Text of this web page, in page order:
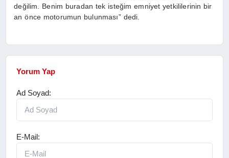
değilim. Benim buradan tek isteğim emniyet yetkililerinin bir
an önce motorumun bulunması” dedi.
Yorum Yap
Ad Soyad:
E-Mail: